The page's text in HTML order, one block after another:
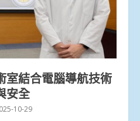
室結合電腦導航技術
安全
10-29